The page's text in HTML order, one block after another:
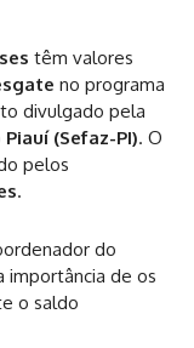
têm valores
no programa
divulgado pela
(Sefaz-PI). O
pelos
.
do
importância de os
o saldo